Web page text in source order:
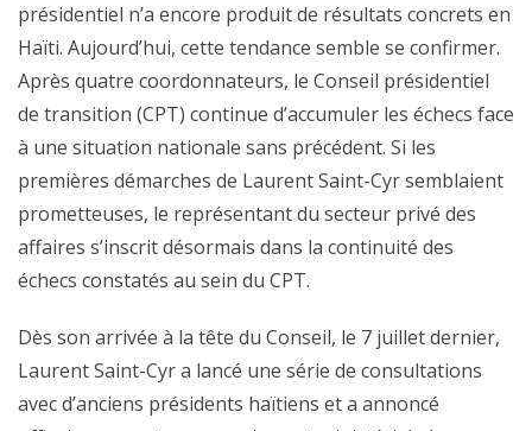
présidentiel n’a encore produit de résultats concrets en
Haïti. Aujourd’hui, cette tendance semble se confirmer.
Après quatre coordonnateurs, le Conseil présidentiel
de transition (CPT) continue d’accumuler les échecs face
à une situation nationale sans précédent. Si les
premières démarches de Laurent Saint-Cyr semblaient
prometteuses, le représentant du secteur privé des
affaires s’inscrit désormais dans la continuité des
échecs constatés au sein du CPT.
Dès son arrivée à la tête du Conseil, le 7 juillet dernier,
Laurent Saint-Cyr a lancé une série de consultations
avec d’anciens présidents haïtiens et a annoncé